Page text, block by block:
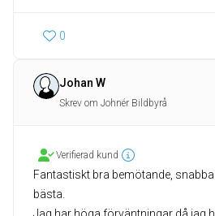
0
Johan W
Skrev om Johnér Bildbyrå
Verifierad kund
Fantastiskt bra bemötande,
bästa.